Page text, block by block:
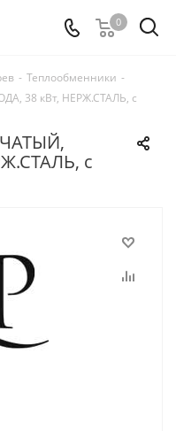
0
- Теплообменники -
38 кВт, НЕРЖ.СТАЛЬ, с
с